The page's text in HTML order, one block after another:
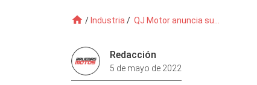
/ Industria / QJ Motor anuncia su...
Redacción
5 de mayo de 2022